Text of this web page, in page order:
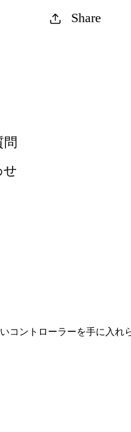
Share
せ
ントローラーを手に入れ